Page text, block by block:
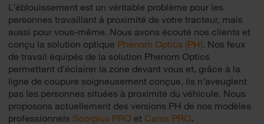
L’éblouissement est un véritable problème pour les
personnes travaillant à proximité de votre tracteur, mais
aussi pour vous-même. Nous avons écouté nos clients et
conçu la solution optique Phenom Optics (PH). Nos feux
de travail équipés de la solution Phenom Optics
permettent d’éclairer la zone devant vous et, grâce à la
ligne de coupure soigneusement conçue, ils n’aveuglent
pas les personnes situées à proximité du véhicule. Nous
proposons actuellement des versions PH de nos modèles
professionnels Scorpius PRO et Canis PRO.